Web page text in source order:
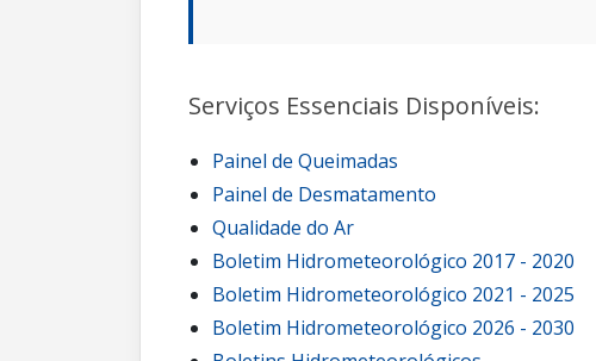
Serviços Essenciais Disponíveis:
Painel de Queimadas
Painel de Desmatamento
Qualidade do Ar
Boletim Hidrometeorológico 2017 - 2020
Boletim Hidrometeorológico 2021 - 2025
Boletim Hidrometeorológico 2026 - 2030